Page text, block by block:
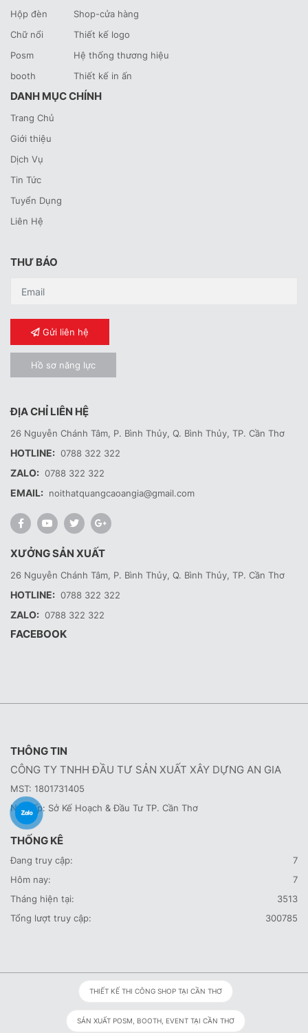
Hộp đèn
Chữ nổi
Posm
booth
Shop-cửa hàng
Thiết kế logo
Hệ thống thương hiệu
Thiết kế in ấn
DANH MỤC CHÍNH
Trang Chủ
Giới thiệu
Dịch Vụ
Tin Tức
Tuyển Dụng
Liên Hệ
THƯ BÁO
Gửi liên hệ
Hồ sơ năng lực
ĐỊA CHỈ LIÊN HỆ
26 Nguyễn Chánh Tâm, P. Bình Thủy, Q. Bình Thủy, TP. Cần Thơ
HOTLINE: 0788 322 322
ZALO: 0788 322 322
EMAIL: noithatquangcaoangia@gmail.com
XƯỞNG SẢN XUẤT
26 Nguyễn Chánh Tâm, P. Bình Thủy, Q. Bình Thủy, TP. Cần Thơ
HOTLINE: 0788 322 322
ZALO: 0788 322 322
FACEBOOK
THÔNG TIN
CÔNG TY TNHH ĐẦU TƯ SẢN XUẤT XÂY DỰNG AN GIA
MST: 1801731405
Nơi cấp: Sở Kế Hoạch & Đầu Tư TP. Cần Thơ
THỐNG KÊ
Đang truy cập:
7
Hôm nay:
7
Tháng hiện tại:
3513
Tổng lượt truy cập:
300785
THIẾT KẾ THI CÔNG SHOP TẠI CẦN THƠ
SẢN XUẤT POSM, BOOTH, EVENT TẠI CẦN THƠ